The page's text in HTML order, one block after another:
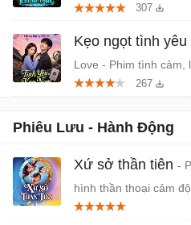
Phim anime hành
Việt chiếu rạp
307
Kẹo ngọt tình yêu
Love - Phim tình cảm,
Hàn Quốc
267
Phiêu Lưu - Hành Động
Xứ sở thần tiên -
hình thần thoại cảm